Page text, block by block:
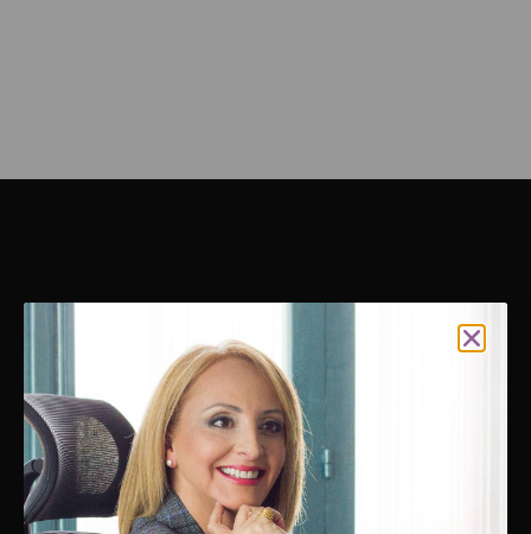
ΗΜαρία Λεβέντηείναι ψυχίατρος, ψυχοθεραπεύτρια και
συγγραφέας βιβλίων αυτογνωσίας και αυτοβελτίωσης.
Πιστεύει ότι όλοι μας έχουμε το δικαίωμα στη χαρά και
κανένας δεν έχει το δικαίωμα, να μας την στερεί, παρά μόνο
ο ίδιος μας ο εαυτός.